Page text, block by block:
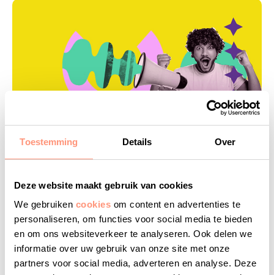
Toestemming Details Over
Deze website maakt gebruik van cookies
We gebruiken cookies om content en advertenties te
personaliseren, om functies voor social media te bieden
en om ons websiteverkeer te analyseren. Ook delen we
informatie over uw gebruik van onze site met onze
partners voor social media, adverteren en analyse. Deze
Op zoek naar een overzicht van
de resultaten?
Studenten Enquêtevind je een overzicht van alle
gepubliceerde NSE-resultaten.
Startpagina NSE|Contact over de NSE |NSE voor